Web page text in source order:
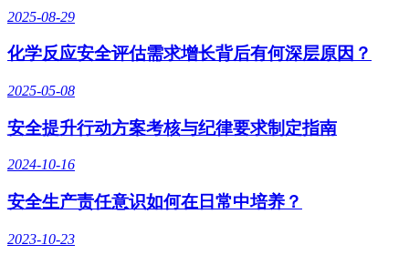
2025-08-29
化学反应安全评估需求增长背后有何深层原因？
2025-05-08
安全提升行动方案考核与纪律要求制定指南
2024-10-16
安全生产责任意识如何在日常中培养？
2023-10-23